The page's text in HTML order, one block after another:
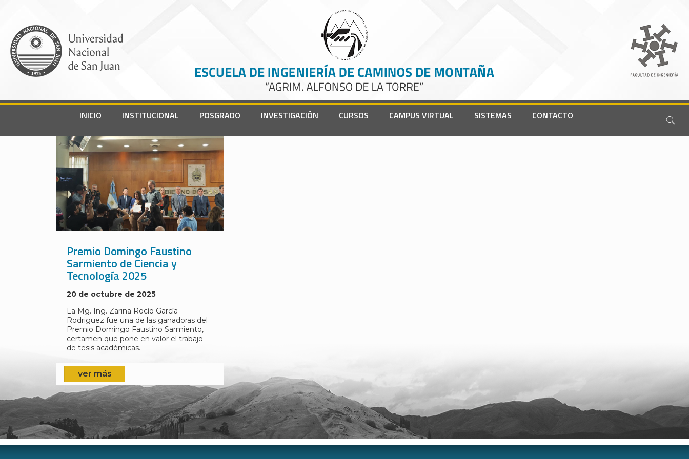
INICIO INSTITUCIONAL POSGRADO INVESTIGACIÓN CURSOS CAMPUS VIRTUAL SISTEMAS CONTACTO
Premio Domingo Faustino
Sarmiento de Ciencia y
Tecnología 2025
20 de octubre de 2025
La Mg. Ing. Zarina Rocío García
Rodriguez fue una de las ganadoras del
Premio Domingo Faustino Sarmiento,
certamen que pone en valor el trabajo
de tesis académicas.
ver más